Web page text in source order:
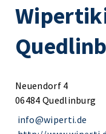
Neuendorf 4
06484 Quedlinburg
info@wiperti.de